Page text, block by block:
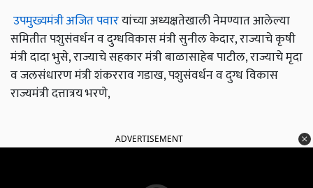
उपमुख्यमंत्री अजित पवारयांच्या अध्यक्षतेखाली नेमण्यात आलेल्या
समितीत पशुसंवर्धन व दुग्धविकास मंत्री सुनील केदार, राज्याचे कृषी
मंत्री दादा भुसे, राज्याचे सहकार मंत्री बाळासाहेब पाटील, राज्याचे मृदा
व जलसंधारण मंत्री शंकरराव गडाख, पशुसंवर्धन व दुग्ध विकास
राज्यमंत्री दत्तात्रय भरणे,